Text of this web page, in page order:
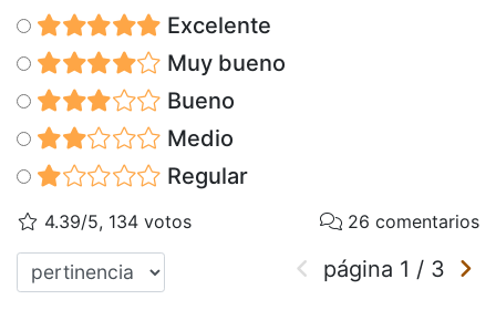
Excelente
Muy bueno
Bueno
Medio
Regular
4.39/5, 134 votos 26 comentarios
página 1 / 3